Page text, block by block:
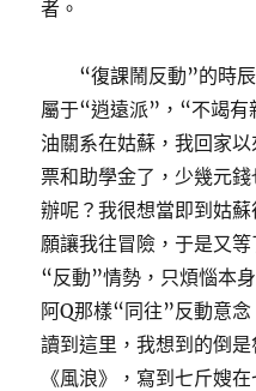
者。
“復課鬧反動”的時
屬于“逍遠派”，“不竭
油關系在姑蘇，我回家
票和助學金了，少幾元
辦呢？我很想當即到姑
願讓我往冒險，于是又
“反動”情勢，只煩惱本
阿Q那樣“同往”反動意
讀到這里，我想到的倒
《風浪》，寫到七斤嫂